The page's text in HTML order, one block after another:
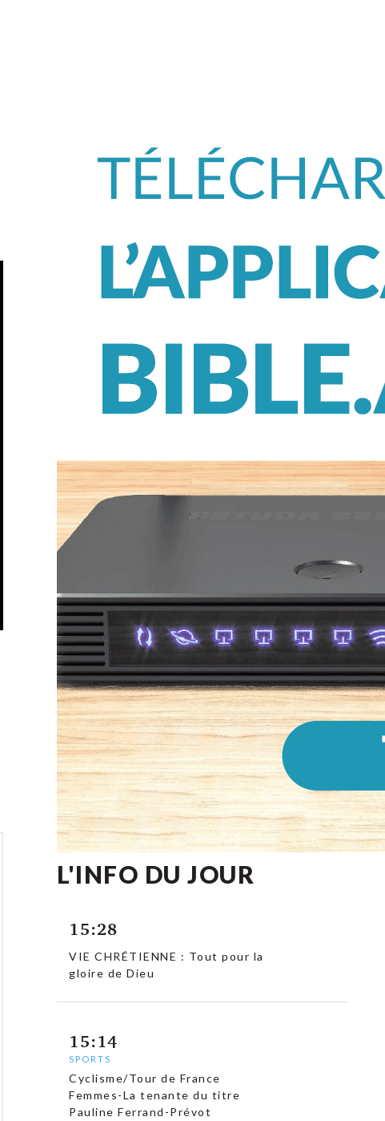
L'INFO DU JOUR
15:28
VIE CHRÉTIENNE : Tout pour la
gloire de Dieu
15:14
SPORTS
Cyclisme/Tour de France
Femmes-La tenante du titre
Pauline Ferrand-Prévot